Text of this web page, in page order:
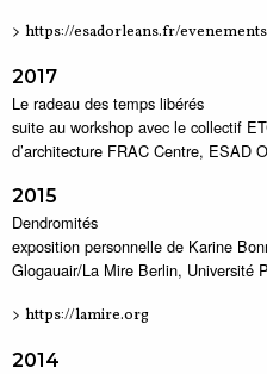
> https://esadorleans.fr/
2017
Le radeau des temps libérés
suite au workshop avec le collectif
d’architecture FRAC Centre, ESAD
2015
Dendromités
exposition personnelle de Karine
Glogauair/La Mire Berlin, Université
> https://lamire.org
2014